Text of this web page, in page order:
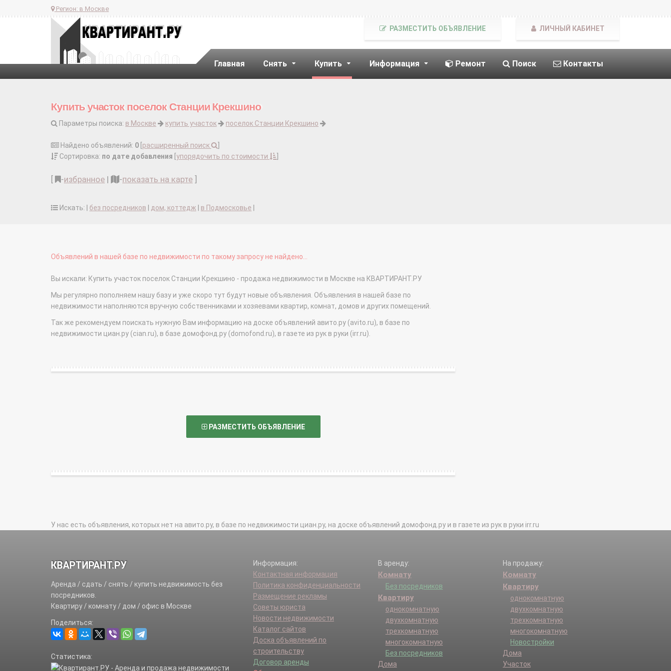
Регион: в Москве
Главная Снять Купить Информация Ремонт Поиск Контакты
РАЗМЕСТИТЬ ОБЪЯВЛЕНИЕ ЛИЧНЫЙ КАБИНЕТ
Купить участок поселок Станции Крекшино
Параметры поиска: в Москве купить участок поселок Станции Крекшино
Найдено объявлений: 0 расширенный поиск
Сортировка: по дате добавления упорядочить по стоимости
-избранное | -показать на карте
Искать: | без посредников дом, коттедж в Подмосковье
Объявлений в нашей базе по недвижимости по такому запросу не найдено...
Вы искали: Купить участок поселок Станции Крекшино - продажа недвижимости в Москве на КВАРТИРАНТ.РУ
Мы регулярно пополняем нашу базу и уже скоро тут будут новые объявления. Объявления в нашей базе по
недвижимости наполняются вручную собственниками и хозяевами квартир, комнат, домов и других помещений.
Так же рекомендуем поискать нужную Вам информацию на доске объявлений авито.ру (avito.ru), в базе по
недвижимости циан.ру (cian.ru), в базе домофонд.ру (domofond.ru), в газете из рук в руки (irr.ru).
РАЗМЕСТИТЬ ОБЪЯВЛЕНИЕ
У нас есть объявления, которых нет на авито.ру, в базе по недвижимости циан.ру, на доске объявлений домофонд.ру и в газете из рук в руки irr.ru
КВАРТИРАНТ.РУ
Аренда / сдать / снять / купить недвижимость без
посредников.
Квартиру / комнату / дом / офис в Москве
Поделиться:
Статистика:
Информация:
Контактная информация
Политика конфиденциальности
Размещение рекламы
Советы юриста
Новости недвижимости
Каталог сайтов
Доска объявлений по
строительству
Договор аренды
В аренду:
Комнату
Без посредников
Квартиру
однокомнатную
двухкомнатную
трехкомнатную
многокомнатную
Без посредников
Дома
На продажу:
Комнату
Квартиру
однокомнатную
двухкомнатную
трехкомнатную
многокомнатную
Новостройки
Дома
Участок